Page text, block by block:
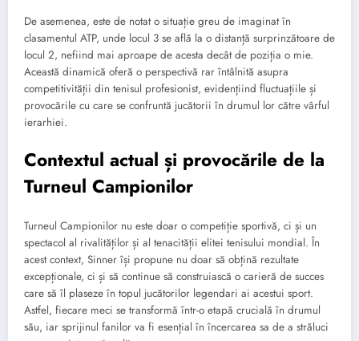
De asemenea, este de notat o situație greu de imaginat în
clasamentul ATP, unde locul 3 se află la o distanță surprinzătoare de
locul 2, nefiind mai aproape de acesta decât de poziția o mie.
Această dinamică oferă o perspectivă rar întâlnită asupra
competitivității din tenisul profesionist, evidențiind fluctuațiile și
provocările cu care se confruntă jucătorii în drumul lor către vârful
ierarhiei.
Contextul actual și provocările de la
Turneul Campionilor
Turneul Campionilor nu este doar o competiție sportivă, ci și un
spectacol al rivalităților și al tenacității elitei tenisului mondial. În
acest context, Sinner își propune nu doar să obțină rezultate
excepționale, ci și să continue să construiască o carieră de succes
care să îl plaseze în topul jucătorilor legendari ai acestui sport.
Astfel, fiecare meci se transformă într-o etapă crucială în drumul
său, iar sprijinul fanilor va fi esențial în încercarea sa de a străluci